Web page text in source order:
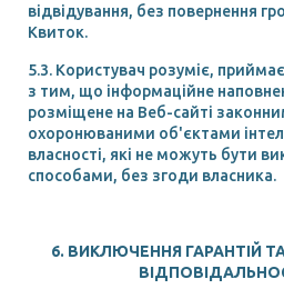
відвідування, без повернення
Квиток.
5.3. Користувач розуміє,
з тим, що інформаційне
розміщене на Веб-сайті
охоронюваними об'єктами
власності, які не можуть бути
способами, без згоди власника.
6. ВИКЛЮЧЕННЯ ГАРАНТІЙ